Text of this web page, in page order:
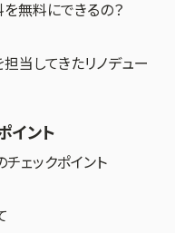
無料にできるの？
当してきたリノデュー
イント
ェックポイント